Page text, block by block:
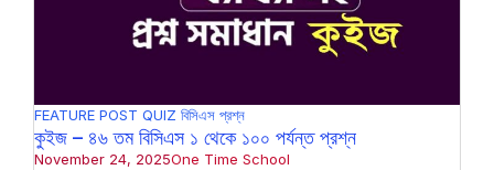
FEATURE POST QUIZ বিসিএস প্রশ্ন
কুইজ – ৪৬ তম বিসিএস ১ থেকে ১০০ পর্যন্ত প্রশ্ন
November 24, 2025One Time School